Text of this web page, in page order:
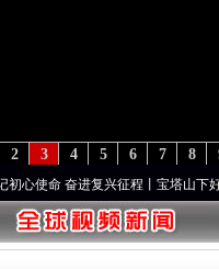
8
7
6
5
4
3
2
进复兴征程丨宝塔山下好光景..·[视